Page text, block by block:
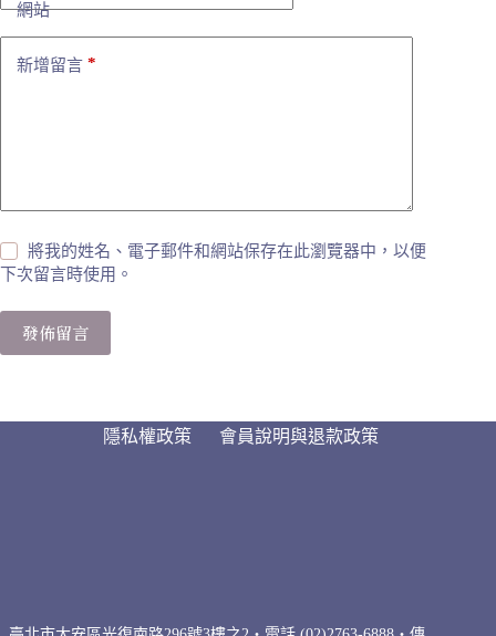
網站
新增留言 *
將我的姓名、電子郵件和網站保存在此瀏覽器中，以便
下次留言時使用。
發佈留言
隱私權政策 會員說明與退款政策